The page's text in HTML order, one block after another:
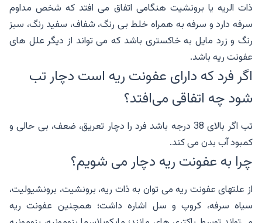
ذات الریه یا برونشیت هنگامی اتفاق می افتد که شخص مداوم
سرفه دارد و سرفه به همراه خلط بی رنگ، شفاف، سفید رنگ، سبز
رنگ و زرد مایل به خاکستری باشد که می تواند از دیگر علل های
عفونت ریه باشد.
اگر فرد که دارای عفونت ریه است دچار تب
شود چه اتفاقی می‌افتد؟
تب اگر بالای 38 درجه باشد فرد را دچار تعریق، ضعف، بی حالی و
کمبود آب بدن می کند.
چرا به عفونت ریه دچار می شویم؟
از علتهای عفونت ریه می توان به ذات ریه، برونشیت، برونشیولیت،
سیاه سرفه، کروپ و سل اشاره داشت؛ همچنین عفونت ریه